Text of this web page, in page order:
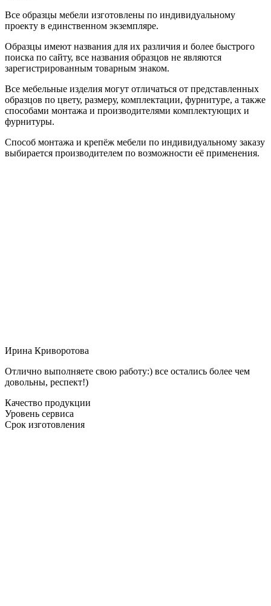
Все образцы мебели изготовлены по индивидуальному
проекту в единственном экземпляре.
Образцы имеют названия для их различия и более быстрого
поиска по сайту, все названия образцов не являются
зарегистрированным товарным знаком.
Все мебельные изделия могут отличаться от представленных
образцов по цвету, размеру, комплектации, фурнитуре, а также
способами монтажа и производителями комплектующих и
фурнитуры.
Способ монтажа и крепёж мебели по индивидуальному заказу
выбирается производителем по возможности её применения.
Ирина Криворотова
Отлично выполняете свою работу:) все остались более чем
довольны, респект!)
Качество продукции
Уровень сервиса
Срок изготовления